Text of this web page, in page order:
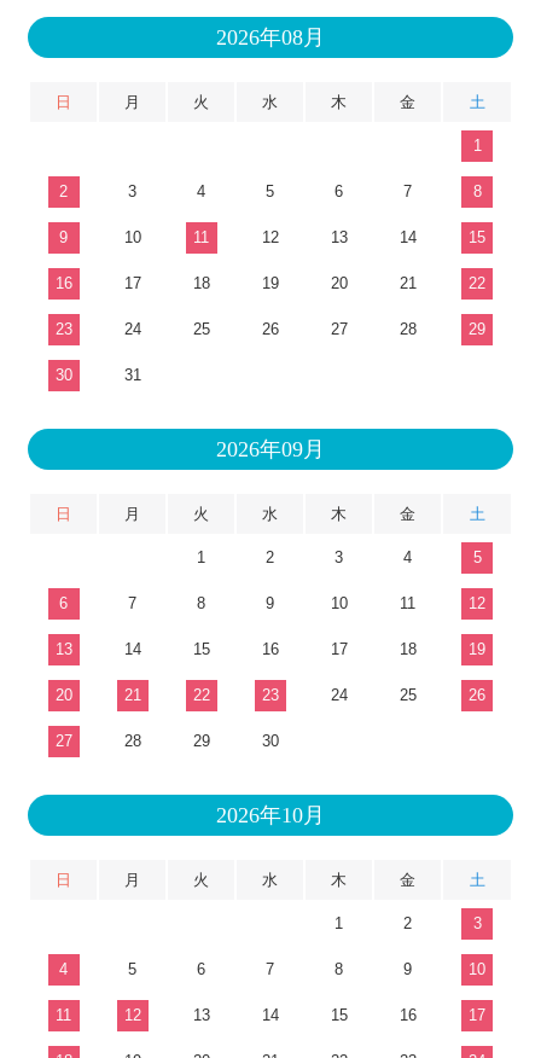
2026年08月
日 月 火 水 木 金 土
1
2 3 4 5 6 7 8
9 10 11 12 13 14 15
16 17 18 19 20 21 22
23 24 25 26 27 28 29
30 31
2026年09月
日 月 火 水 木 金 土
1 2 3 4 5
6 7 8 9 10 11 12
13 14 15 16 17 18 19
20 21 22 23 24 25 26
27 28 29 30
2026年10月
日 月 火 水 木 金 土
1 2 3
4 5 6 7 8 9 10
11 12 13 14 15 16 17